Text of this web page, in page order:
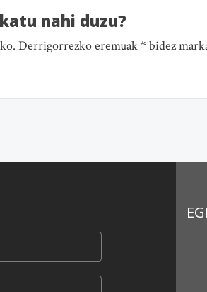
nahi duzu?
Derrigorrezko eremuak * bidez